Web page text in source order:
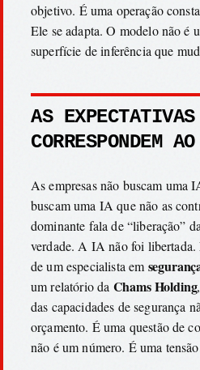
objetivo. É uma operação
Ele se adapta. O modelo não é
superfície de inferência que
AS
CORRESPONDEM
As empresas não buscam uma
buscam uma IA que não as
dominante fala de “liberação”
verdade. A IA não foi
de um especialista em
um relatório da Chams Holding
das capacidades de segurança
orçamento. É uma questão de
não é um número. É uma